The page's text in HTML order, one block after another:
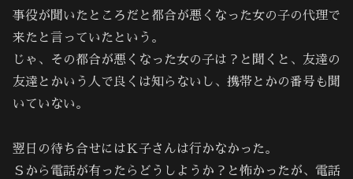
事役が聞いたところだと都合が悪くなった女の子の代理で
来たと言っていたという。
じゃ、その都合が悪くなった女の子は？と聞くと、友達の
友達とかいう人で良くは知らないし、携帯とかの番号も聞
いていない。
翌日の待ち合せにはＫ子さんは行かなかった。
Ｓから電話が有ったらどうしようか？と怖かったが、電話